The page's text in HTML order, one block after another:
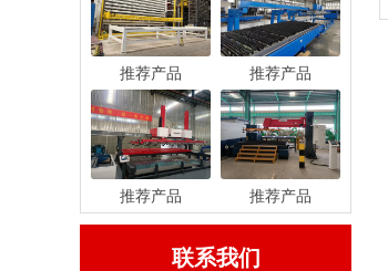
推荐产品 推荐产品
推荐产品 推荐产品
联系我们